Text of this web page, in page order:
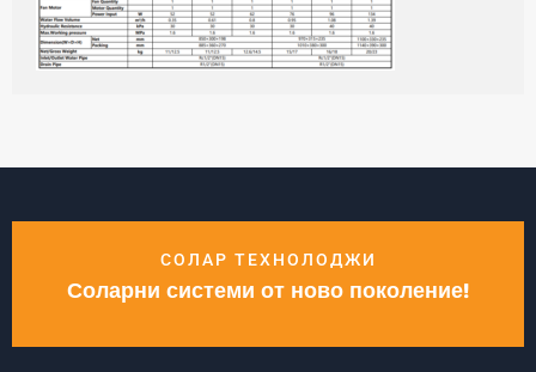
СОЛАР ТЕХНОЛОДЖИ
Соларни системи от ново поколение!